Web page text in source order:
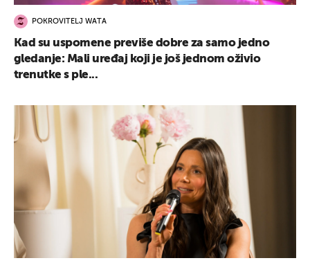
POKROVITELJ WATA
Kad su uspomene previše dobre za samo jedno
gledanje: Mali uređaj koji je još jednom oživio
trenutke s ple...